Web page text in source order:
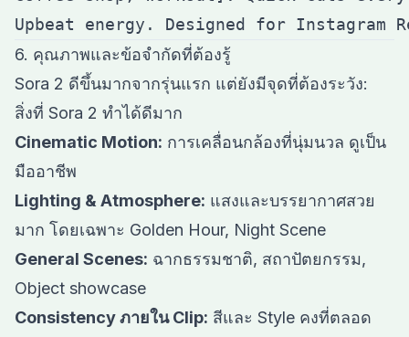
6. คุณภาพและข้อจำกัดที่ต้องรู้
Sora 2 ดีขึ้นมากจากรุ่นแรก แต่ยังมีจุดที่ต้องระวัง:
สิ่งที่ Sora 2 ทำได้ดีมาก
Cinematic Motion: การเคลื่อนกล้องที่นุ่มนวล ดูเป็น
มืออาชีพ
Lighting & Atmosphere: แสงและบรรยากาศสวย
มาก โดยเฉพาะ Golden Hour, Night Scene
General Scenes: ฉากธรรมชาติ, สถาปัตยกรรม,
Object showcase
Consistency ภายใน Clip: สีและ Style คงที่ตลอด